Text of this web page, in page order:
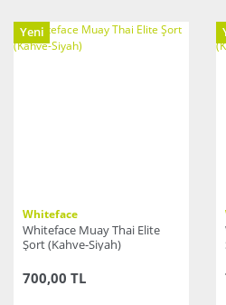
Yeni
Whiteface
Whiteface Muay Thai Elite
Şort (Kahve-Siyah)
700,00 TL